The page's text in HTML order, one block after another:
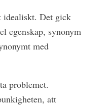
idealiskt. Det gick
egenskap, synonym
med
problemet.
att